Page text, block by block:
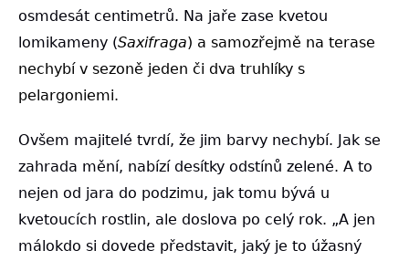
osmdesát centimetrů. Na jaře zase kvetou
lomikameny (Saxifraga) a samozřejmě na terase
nechybí v sezoně jeden či dva truhlíky s
pelargoniemi.
Ovšem majitelé tvrdí, že jim barvy nechybí. Jak se
zahrada mění, nabízí desítky odstínů zelené. A to
nejen od jara do podzimu, jak tomu bývá u
kvetoucích rostlin, ale doslova po celý rok. „A jen
málokdo si dovede představit, jaký je to úžasný